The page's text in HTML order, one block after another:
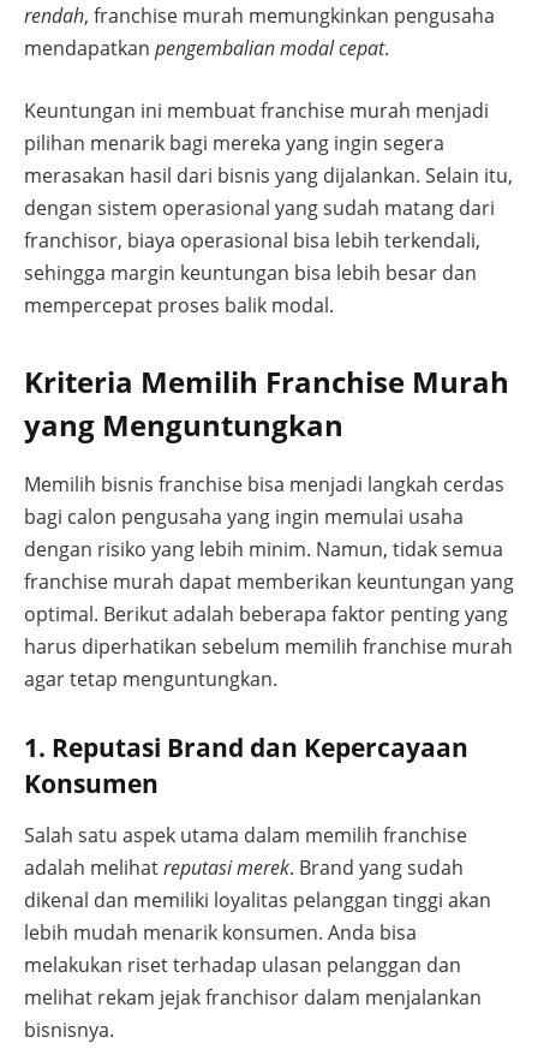
rendah, franchise murah memungkinkan pengusaha
mendapatkan pengembalian modal cepat.
Keuntungan ini membuat franchise murah menjadi
pilihan menarik bagi mereka yang ingin segera
merasakan hasil dari bisnis yang dijalankan. Selain itu,
dengan sistem operasional yang sudah matang dari
franchisor, biaya operasional bisa lebih terkendali,
sehingga margin keuntungan bisa lebih besar dan
mempercepat proses balik modal.
Kriteria Memilih Franchise Murah
yang Menguntungkan
Memilih bisnis franchise bisa menjadi langkah cerdas
bagi calon pengusaha yang ingin memulai usaha
dengan risiko yang lebih minim. Namun, tidak semua
franchise murah dapat memberikan keuntungan yang
optimal. Berikut adalah beberapa faktor penting yang
harus diperhatikan sebelum memilih franchise murah
agar tetap menguntungkan.
1. Reputasi Brand dan Kepercayaan
Konsumen
Salah satu aspek utama dalam memilih franchise
adalah melihatreputasi merek. Brand yang sudah
dikenal dan memiliki loyalitas pelanggan tinggi akan
lebih mudah menarik konsumen. Anda bisa
melakukan riset terhadap ulasan pelanggan dan
melihat rekam jejak franchisor dalam menjalankan
bisnisnya.